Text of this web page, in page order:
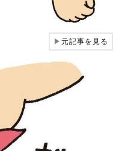
▶元記事を見る